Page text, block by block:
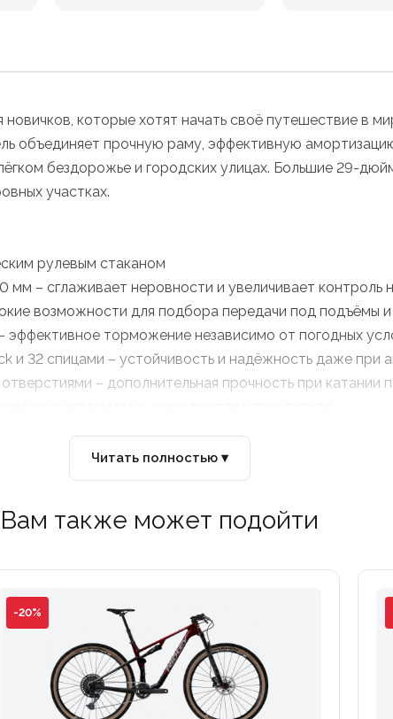
которые хотят начать своё путешествие в
объединяет прочную раму, эффективную
бездорожье и городских улицах. Большие 29-
участках.
рулевым стаканом
– сглаживает неровности и увеличивает контроль
возможности для подбора передачи под подъёмы и
торможение независимо от погодных
32 спицами – устойчивость и надёжность даже при
– дополнительная прочность при катании
Читать полностью ▾
Вам также может подойти
-20%